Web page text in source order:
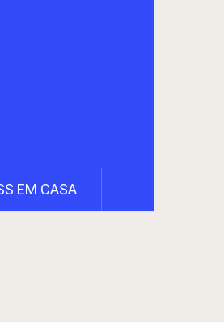
EM CASA